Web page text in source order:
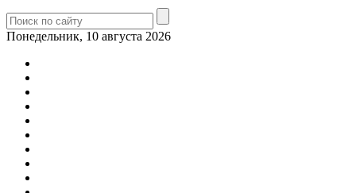
Понедельник, 10 августа 2026